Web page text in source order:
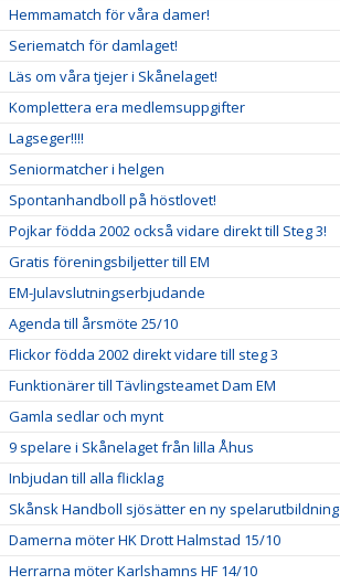
Hemmamatch för våra damer!
Seriematch för damlaget!
Läs om våra tjejer i Skånelaget!
Komplettera era medlemsuppgifter
Lagseger!!!!
Seniormatcher i helgen
Spontanhandboll på höstlovet!
Pojkar födda 2002 också vidare direkt till Steg 3!
Gratis föreningsbiljetter till EM
EM-Julavslutningserbjudande
Agenda till årsmöte 25/10
Flickor födda 2002 direkt vidare till steg 3
Funktionärer till Tävlingsteamet Dam EM
Gamla sedlar och mynt
9 spelare i Skånelaget från lilla Åhus
Inbjudan till alla flicklag
Skånsk Handboll sjösätter en ny spelarutbildning
Damerna möter HK Drott Halmstad 15/10
Herrarna möter Karlshamns HF 14/10